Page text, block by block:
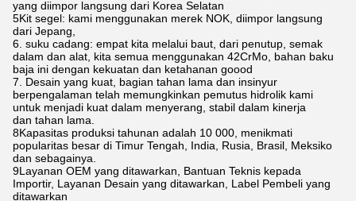
yang diimpor langsung dari Korea Selatan
5Kit segel: kami menggunakan merek NOK, diimpor langsung
dari Jepang,
6. suku cadang: empat kita melalui baut, dari penutup, semak
dalam dan alat, kita semua menggunakan 42CrMo, bahan baku
baja ini dengan kekuatan dan ketahanan goood
7. Desain yang kuat, bagian tahan lama dan insinyur
berpengalaman telah memungkinkan pemutus hidrolik kami
untuk menjadi kuat dalam menyerang, stabil dalam kinerja
dan tahan lama.
8Kapasitas produksi tahunan adalah 10 000, menikmati
popularitas besar di Timur Tengah, India, Rusia, Brasil, Meksiko
dan sebagainya.
9Layanan OEM yang ditawarkan, Bantuan Teknis kepada
Importir, Layanan Desain yang ditawarkan, Label Pembeli yang
ditawarkan